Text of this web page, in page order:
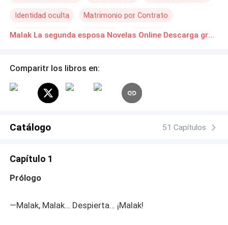
clan Ansar, además de ganarse el afecto de un rebelde
Hanza que la repudia por verla una competencia contra
de su primera esposa y la bella y dulce Malak que lo
Malak? ¿O su terrible hermano los separará para
siempre?
Identidad oculta Matrimonio por Contrato
Contemporánea Mujeriego Venganza Malak La segunda esposa Novelas Online Descarga gratuita de PDF
Comparitr los libros en:
Catálogo 51 Capítulos
Capítulo 1
Prólogo
—Malak, Malak… Despierta… ¡Malak!